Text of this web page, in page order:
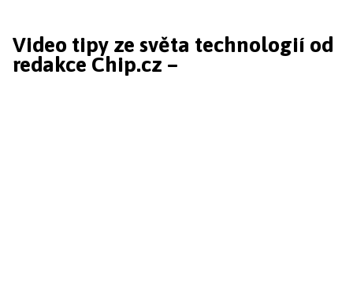
Video tipy ze světa technologií od
redakce Chip.cz –